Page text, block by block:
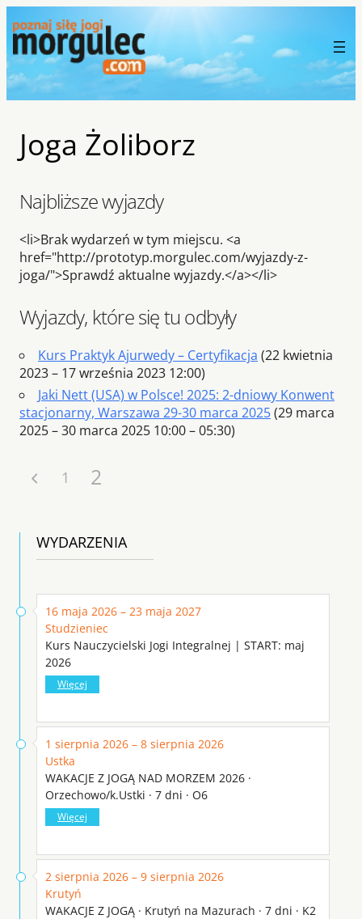
Joga Żoliborz
Najbliższe wyjazdy
<li>Brak wydarzeń w tym miejscu. <a
href="http://prototyp.morgulec.com/wyjazdy-z-
joga/">Sprawdź aktualne wyjazdy.</a></li>
Wyjazdy, które się tu odbyły
Kurs Praktyk Ajurwedy – Certyfikacja (22 kwietnia
2023 – 17 września 2023 12:00)
Jaki Nett (USA) w Polsce! 2025: 2-dniowy Konwent
stacjonarny, Warszawa 29-30 marca 2025(29 marca
2025 – 30 marca 2025 10:00 – 05:30)
1 2
WYDARZENIA
16 maja 2026 – 23 maja 2027
Studzieniec
Kurs Nauczycielski Jogi Integralnej | START: maj
2026
Więcej
1 sierpnia 2026 – 8 sierpnia 2026
Ustka
WAKACJE Z JOGĄ NAD MORZEM 2026 ·
Orzechowo/k.Ustki · 7 dni · O6
Więcej
2 sierpnia 2026 – 9 sierpnia 2026
Krutyń
WAKACJE Z JOGĄ · Krutyń na Mazurach · 7 dni · K2